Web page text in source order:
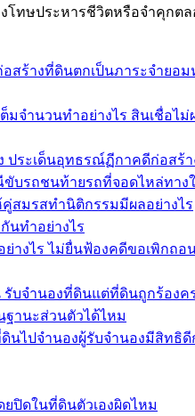
ทษประหารชีวิตหรือจำคุกตล
สร้างที่ดินตกเป็นภาระจำยอ
มจำนวนทำอย่างไร สินเชื่อไ
ประเด็นอุทธรณ์ฏีกาคดีก่อสร้า
บรถชนท้ายรถที่จอดไหล่ทาง
สมรสทำนิติกรรมมีผลอย่างไร
นทำอย่างไร
างไร ไม่ยื่นฟ้องคดีขอเพิกถ
บจำนองที่ดินแต่ที่ดินถูกร้องค
ฐานะส่วนตัวได้ไหม
ไปจำนองผู้รับจำนองมีสิทธิ
ปิดในที่ดินตัวเองผิดไหม